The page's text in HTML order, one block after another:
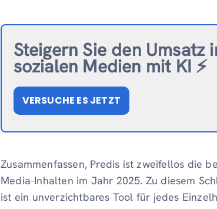
Steigern Sie den Umsatz
sozialen Medien mit KI ⚡️
VERSUCHE ES JETZT
Zusammenfassen, Predis ist zweifellos die
Media-Inhalten im Jahr 2025. Zu diesem
ist ein unverzichtbares Tool für jedes